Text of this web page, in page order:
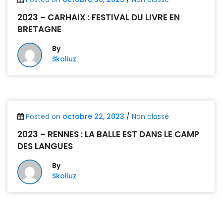
2023 – CARHAIX : FESTIVAL DU LIVRE EN
BRETAGNE
By
Skoliuz
Posted on octobre 22, 2023 / Non classé
2023 – RENNES : LA BALLE EST DANS LE CAMP
DES LANGUES
By
Skoliuz